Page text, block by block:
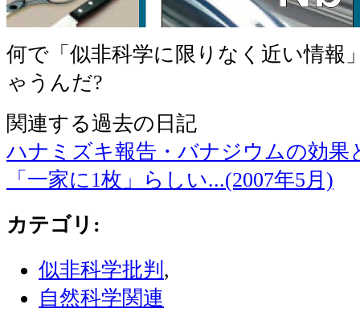
何で「似非科学に限りなく近い情報
ゃうんだ?
関連する過去の日記
ハナミズキ報告・バナジウムの効果
「一家に1枚」らしい...(2007年5月)
カテゴリ :
似非科学批判 ,
自然科学関連